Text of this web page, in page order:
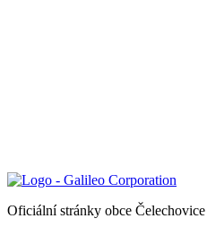
Oficiální stránky obce